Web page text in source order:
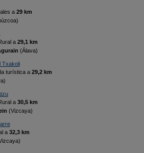
a 29 km
a 29,1 km
(Álava)
Txakoli
turística a 29,2 km
a 30,5 km
(Vizcaya)
a 32,3 km